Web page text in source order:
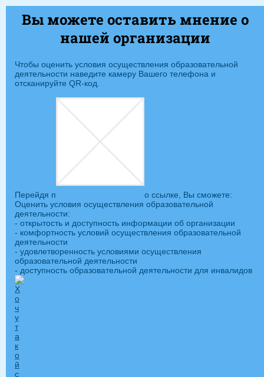
Вы можете оставить мнение о
нашей организации
Чтобы оценить условия осуществления образовательной
деятельности наведите камеру Вашего телефона и
отсканируйте QR-код.
Перейдя п
о ссылке, Вы сможете:
Оценить условия осуществления образовательной
деятельности:
- открытость и доступность информации об организации
- комфортность условий осуществления образовательной
деятельности
- удовлетворенность условиями осуществления
образовательной деятельности
- доступность образовательной деятельности для инвалидов